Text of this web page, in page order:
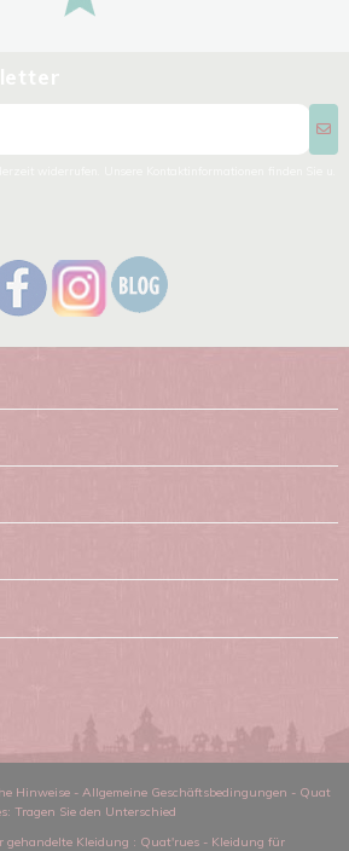
Hinweise - Allgemeine Geschäftsbedingungen - Quat
Tragen Sie den Unterschied
gehandelte Kleidung : Quat'rues - Kleidung für